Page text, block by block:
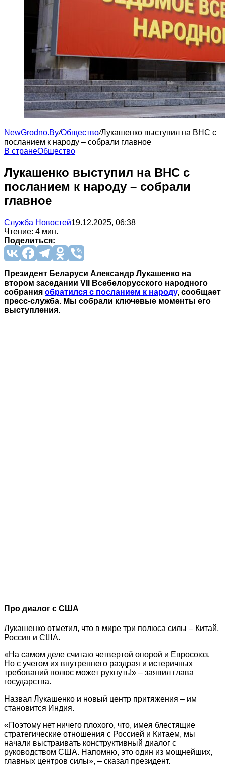
NewGrodno.By/Общество/Лукашенко выступил на ВНС с
посланием к народу – собрали главное
В странеОбщество
Лукашенко выступил на ВНС с
посланием к народу – собрали
главное
Служба Новостей19.12.2025, 06:38
Чтение: 4 мин.
Поделиться:
Президент Беларуси Александр Лукашенко на
втором заседании VII Всебелорусского народного
собрания обратился с посланием к народу, сообщает
пресс‑служба. Мы собрали ключевые моменты его
выступления.
Про диалог с США
Лукашенко отметил, что в мире три полюса силы – Китай,
Россия и США.
«На самом деле считаю четвертой опорой и Евросоюз.
Но с учетом их внутреннего раздрая и истеричных
требований полюс может рухнуть!» – заявил глава
государства.
Назвал Лукашенко и новый центр притяжения – им
становится Индия.
«Поэтому нет ничего плохого, что, имея блестящие
стратегические отношения с Россией и Китаем, мы
начали выстраивать конструктивный диалог с
руководством США. Напомню, это один из мощнейших,
главных центров силы», – сказал президент.